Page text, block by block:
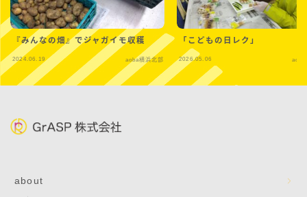
『みんなの畑』でジャガイモ収穫
2024.06.19 aoba横浜北部
「こどもの日レク」
2026.05.06 aoba
about